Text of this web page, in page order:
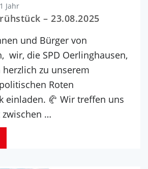
Jahr
– 23.08.2025
und Bürger von
wir, die SPD Oerlinghausen,
zu unserem
Roten
einladen. 🥐 Wir treffen uns
zwischen …